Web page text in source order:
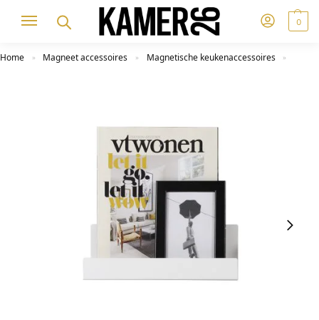
0
Home » Magneet accessoires » Magnetische keukenaccessoires »